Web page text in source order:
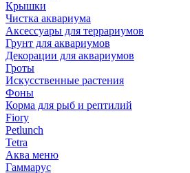
Крышки
Чистка аквариума
Аксессуары для террариумов
Грунт для аквариумов
Декорации для аквариумов
Гроты
Искусственные растения
Фоны
Корма для рыб и рептилий
Fiory
Petlunch
Tetra
Аква меню
Гаммарус